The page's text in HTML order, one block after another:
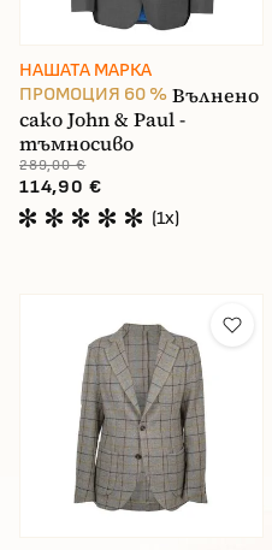
НАШАТА МАРКА
ПРОМОЦИЯ 60 % Вълнено
сако John & Paul -
тъмносиво
289,00 €
114,90 €
(1x)